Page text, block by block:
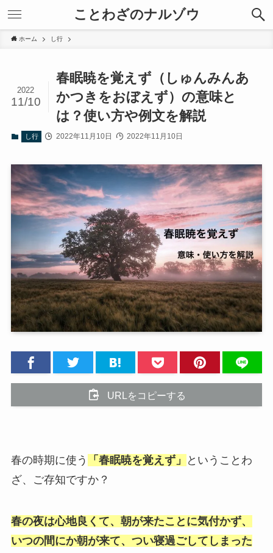
ことわざのナルゾウ
ホーム し行
春眠暁を覚えず（しゅんみんあ
かつきをおぼえず）の意味と
は？使い方や例文を解説
2022
11/10
し行 2022年11月10日 2022年11月10日
URLをコピーする
春の時期に使う 「春眠暁を覚えず」
ということわ
ざ、ご存知ですか？
春の夜は心地良くて、朝が来たことに気付かず、
いつの間にか朝が来て、つい寝過ごしてしまった